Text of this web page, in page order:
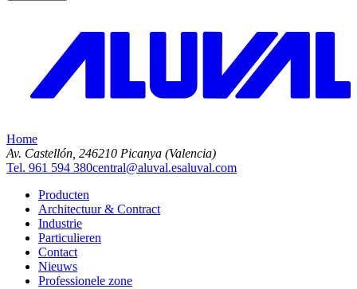
Home
Av. Castellón, 246210 Picanya (Valencia)
Tel. 961 594 380central@aluval.esaluval.com
Producten
Architectuur & Contract
Industrie
Particulieren
Contact
Nieuws
Professionele zone